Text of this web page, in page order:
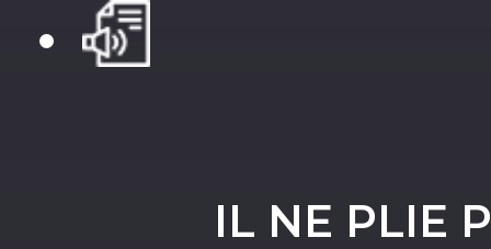
IL NE PLIE